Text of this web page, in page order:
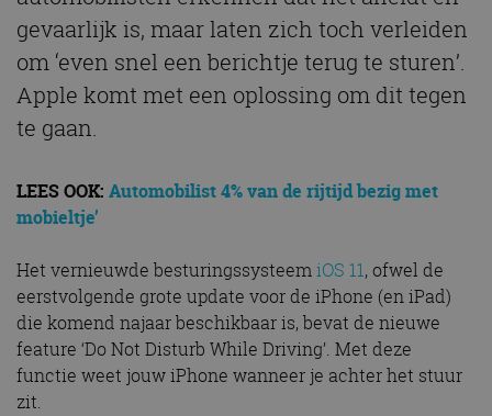
gevaarlijk is, maar laten zich toch verleiden
om ‘even snel een berichtje terug te sturen’.
Apple komt met een oplossing om dit tegen
te gaan.
LEES OOK: Automobilist 4% van de rijtijd bezig met
mobieltje’
Het vernieuwde besturingssysteemiOS 11, ofwel de
eerstvolgende grote update voor de iPhone (en iPad)
die komend najaar beschikbaar is, bevat de nieuwe
feature ‘Do Not Disturb While Driving’. Met deze
functie weet jouw iPhone wanneer je achter het stuur
zit.